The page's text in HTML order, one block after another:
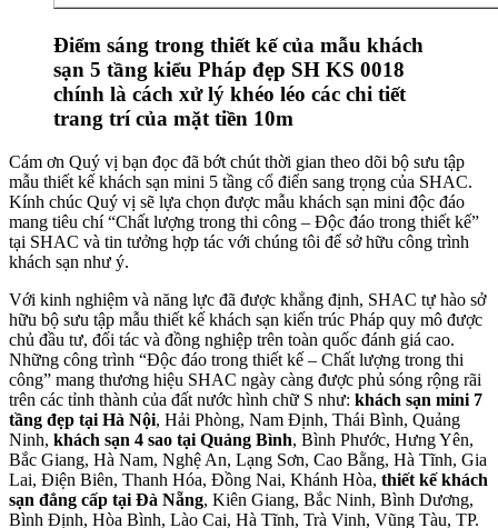
Điểm sáng trong thiết kế của mẫu khách
sạn 5 tầng kiểu Pháp đẹp SH KS 0018
chính là cách xử lý khéo léo các chi tiết
trang trí của mặt tiền 10m
Cám ơn Quý vị bạn đọc đã bớt chút thời gian theo dõi bộ sưu tập
mẫu thiết kế khách sạn mini 5 tầng cổ điển sang trọng của SHAC.
Kính chúc Quý vị sẽ lựa chọn được mẫu khách sạn mini độc đáo
mang tiêu chí “Chất lượng trong thi công – Độc đáo trong thiết kế”
tại SHAC và tin tưởng hợp tác với chúng tôi để sở hữu công trình
khách sạn như ý.
Với kinh nghiệm và năng lực đã được khẳng định, SHAC tự hào sở
hữu bộ sưu tập mẫu thiết kế khách sạn kiến trúc Pháp quy mô được
chủ đầu tư, đối tác và đồng nghiệp trên toàn quốc đánh giá cao.
Những công trình “Độc đáo trong thiết kế – Chất lượng trong thi
công” mang thương hiệu SHAC ngày càng được phủ sóng rộng rãi
trên các tỉnh thành của đất nước hình chữ S như: khách sạn mini 7
tầng đẹp tại Hà Nội, Hải Phòng, Nam Định, Thái Bình, Quảng
Ninh, khách sạn 4 sao tại Quảng Bình, Bình Phước, Hưng Yên,
Bắc Giang, Hà Nam, Nghệ An, Lạng Sơn, Cao Bằng, Hà Tĩnh, Gia
Lai, Điện Biên, Thanh Hóa, Đồng Nai, Khánh Hòa, thiết kế khách
sạn đẳng cấp tại Đà Nẵng, Kiên Giang, Bắc Ninh, Bình Dương,
Bình Định, Hòa Bình, Lào Cai, Hà Tĩnh, Trà Vinh, Vũng Tàu, TP.